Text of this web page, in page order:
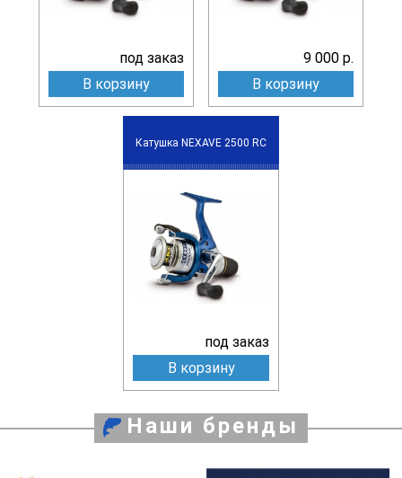
под заказ
В корзину
9 000 р.
В корзину
Катушка NEXAVE 2500 RC
под заказ
В корзину
Наши бренды